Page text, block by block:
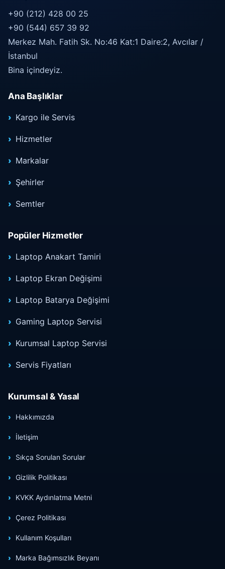
+90 (212) 428 00 25
+90 (544) 657 39 92
Merkez Mah. Fatih Sk. No:46 Kat:1 Daire:2, Avcılar /
İstanbul
Bina içindeyiz.
Ana Başlıklar
Kargo ile Servis
Hizmetler
Markalar
Şehirler
Semtler
Popüler Hizmetler
Laptop Anakart Tamiri
Laptop Ekran Değişimi
Laptop Batarya Değişimi
Gaming Laptop Servisi
Kurumsal Laptop Servisi
Servis Fiyatları
Kurumsal & Yasal
Hakkımızda
İletişim
Sıkça Sorulan Sorular
Gizlilik Politikası
KVKK Aydınlatma Metni
Çerez Politikası
Kullanım Koşulları
Marka Bağımsızlık Beyanı